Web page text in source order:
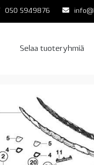
050 5949876
Selaa tuoteryhmiä